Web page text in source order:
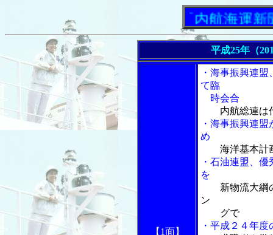
「内航海運新聞」ニ
平成25年（
【1面】
・海事振興連
て臨
時会合
内航総連は
・海事振興連
め
海洋基本計
・石油連盟、
を
新物流大綱
ン
グで
・平成２４年